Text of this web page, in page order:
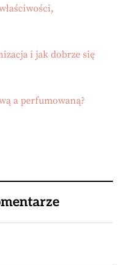
i jak dobrze się
a perfumowaną?